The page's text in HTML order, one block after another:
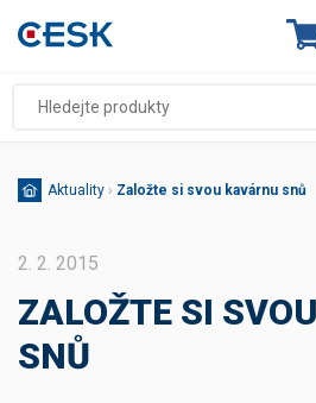
Aktuality › Založte si svou kavárnu snů
2. 2. 2015
ZALOŽTE SI
SNŮ